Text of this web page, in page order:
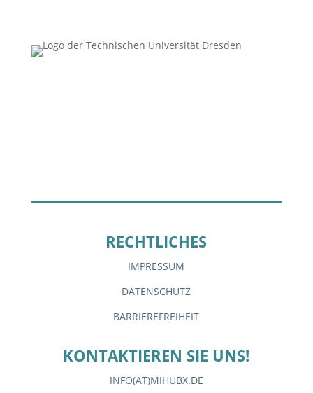
RECHTLICHES
IMPRESSUM
DATENSCHUTZ
BARRIEREFREIHEIT
KONTAKTIEREN SIE UNS!
INFO(AT)MIHUBX.DE